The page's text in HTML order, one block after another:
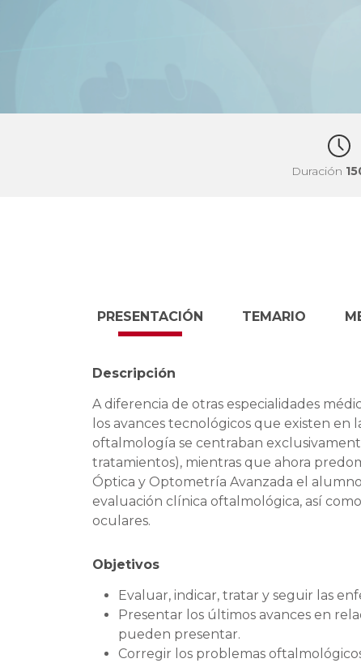
Duración
PRESENTACIÓN
Descripción
A diferencia de otras especialidades
los avances tecnológicos que existen
oftalmología se centraban
tratamientos), mientras que ahora
Óptica y Optometría Avanzada el
evaluación clínica oftalmológica, así
oculares.
Objetivos
Evaluar, indicar, tratar y seguir las
Presentar los últimos avances en
pueden presentar.
Corregir los problemas
TEMARIO